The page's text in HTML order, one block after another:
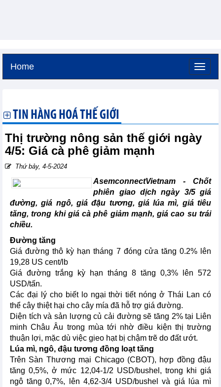
Home
TIN HÀNG HOÁ THẾ GIỚI
Thị trường nông sản thế giới ngày
4/5: Giá cà phê giảm mạnh
Thứ bảy, 4-5-2024
AsemconnectVietnam - Chốt
phiên giao dịch ngày 3/5 giá
đường, giá ngô, giá đậu tương, giá lúa mì, giá tiêu
tăng, trong khi giá cà phê giảm mạnh, giá cao su trái
chiều.
Đường tăng
Giá đường thô kỳ hạn tháng 7 đóng cửa tăng 0.2% lên
19,28 US cent/lb
Giá đường trắng kỳ hạn tháng 8 tăng 0,3% lên 572
USD/tấn.
Các đại lý cho biết lo ngại thời tiết nóng ở Thái Lan có
thể cây thiệt hại cho cây mía đã hỗ trợ giá đường.
Diện tích và sản lượng củ cải đường sẽ tăng 2% tại Liên
minh Châu Âu trong mùa tới nhờ điều kiện thị trường
thuận lợi, mặc dù việc gieo hạt bị chậm trẽ do đất ướt.
Lúa mì, ngô, đậu tương đồng loạt tăng
Trên Sàn Thương mại Chicago (CBOT), hợp đồng đậu
tăng 0,5%, ở mức 12,04-1/2 USD/bushel, trong khi giá
ngô tăng 0,7%, lên 4,62-3/4 USD/bushel và giá lúa mì